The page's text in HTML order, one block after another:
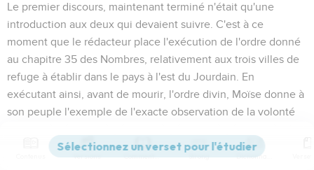
Le premier discours, maintenant terminé n'était qu'une
introduction aux deux qui devaient suivre. C'est à ce
moment que le rédacteur place l'exécution de l'ordre donné
au chapitre 35 des Nombres, relativement aux trois villes de
refuge à établir dans le pays à l'est du Jourdain. En
exécutant ainsi, avant de mourir, l'ordre divin, Moïse donne à
son peuple l'exemple de l'exacte observation de la volonté
de possession de ce territoire déjà conquis au-delà du
Versions Commentaires Strong